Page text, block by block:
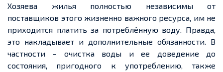
Хозяева жилья полностью независимы от
поставщиков этого жизненно важного ресурса, им не
приходится платить за потреблённую воду. Правда,
это накладывает и дополнительные обязанности. В
частности – очистка воды и ее доведение до
состояния, пригодного к употреблению, также